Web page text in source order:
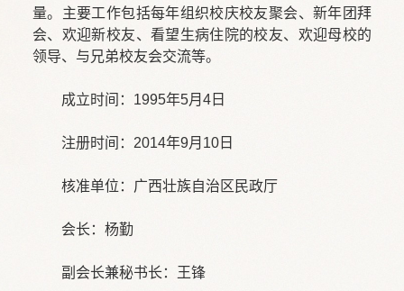
量。主要工作包括每年组织校庆校友聚会、新年团拜
会、欢迎新校友、看望生病住院的校友、欢迎母校的
领导、与兄弟校友会交流等。
成立时间：1995年5月4日
注册时间：2014年9月10日
核准单位：广西壮族自治区民政厅
会长：杨勤
副会长兼秘书长：王锋